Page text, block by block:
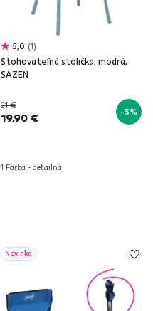
5,0 1
Stohovateľná stolička, modrá,
SAZEN
21 €
19,90 € -5%
1 Farba - detailná
Novinka